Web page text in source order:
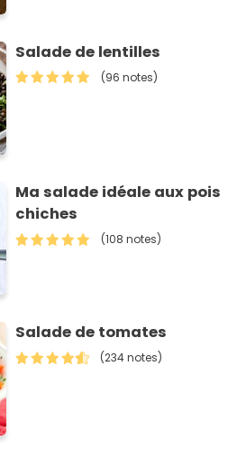
Salade de lentilles
(96 notes)
Ma salade idéale aux pois
chiches
(108 notes)
Salade de tomates
(234 notes)